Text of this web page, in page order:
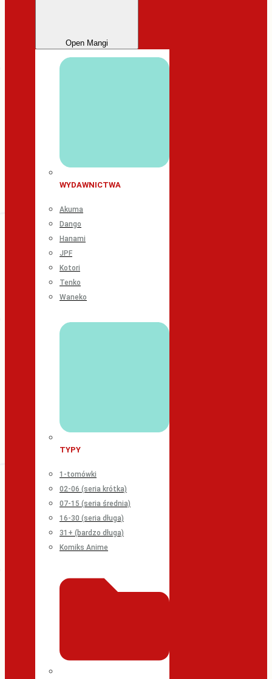
Open Mangi
WYDAWNICTWA
Akuma
Dango
Hanami
JPF
Kotori
Tenko
Waneko
TYPY
1-tomówki
02-06 (seria krótka)
07-15 (seria średnia)
16-30 (seria długa)
31+ (bardzo długa)
Komiks Anime